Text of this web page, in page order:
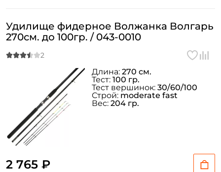
Удилище фидерное Волжанка Волгарь
270см. до 100гр. / 043-0010
2 765 ₽
Длина: 270 см.
Тест: 100 гр.
Тест вершинок: 30/60/100
Строй: moderate fast
Вес: 204 гр.
Email: *
Придумайте пароль: *
Повторите пароль: *
Заполняя данную форму вы соглашаетесь на обработку